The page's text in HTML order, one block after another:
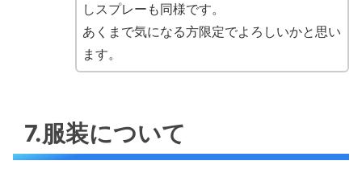
しスプレーも同様です。
あくまで気になる方限定でよろしいかと思い
ます。
7.服装について